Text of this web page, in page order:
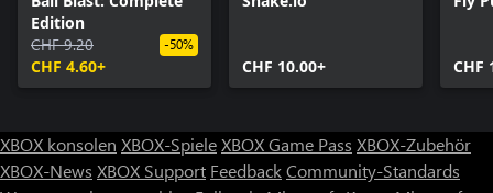
Edition
CHF 9.20
CHF 4.60+
-50%
CHF 10.00+ CHF
XBOX konsolen XBOX-SpieleXBOX Game Pass XBOX-Zubehör
XBOX-News XBOX Support FeedbackCommunity-Standards